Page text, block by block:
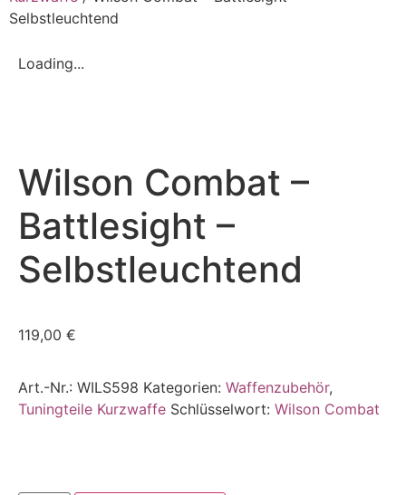
Selbstleuchtend
Loading...
Wilson Combat –
Battlesight –
Selbstleuchtend
119,00 €
Art.-Nr.: WILS598 Kategorien: Waffenzubehör,
Tuningteile Kurzwaffe Schlüsselwort: Wilson Combat